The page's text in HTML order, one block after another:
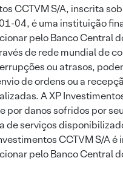
CCTVM S/A, inscrita sob
04, é uma instituição
pelo Banco Central
de rede mundial de
ou atrasos,
de ordens ou a
A XP
por danos sofridos por
de serviços
CCTVM S/A
pelo Banco Central